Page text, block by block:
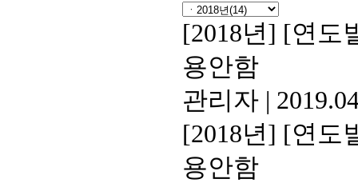
[2018년] [연도
용안함
관리자 |
[2018년] [연도
용안함